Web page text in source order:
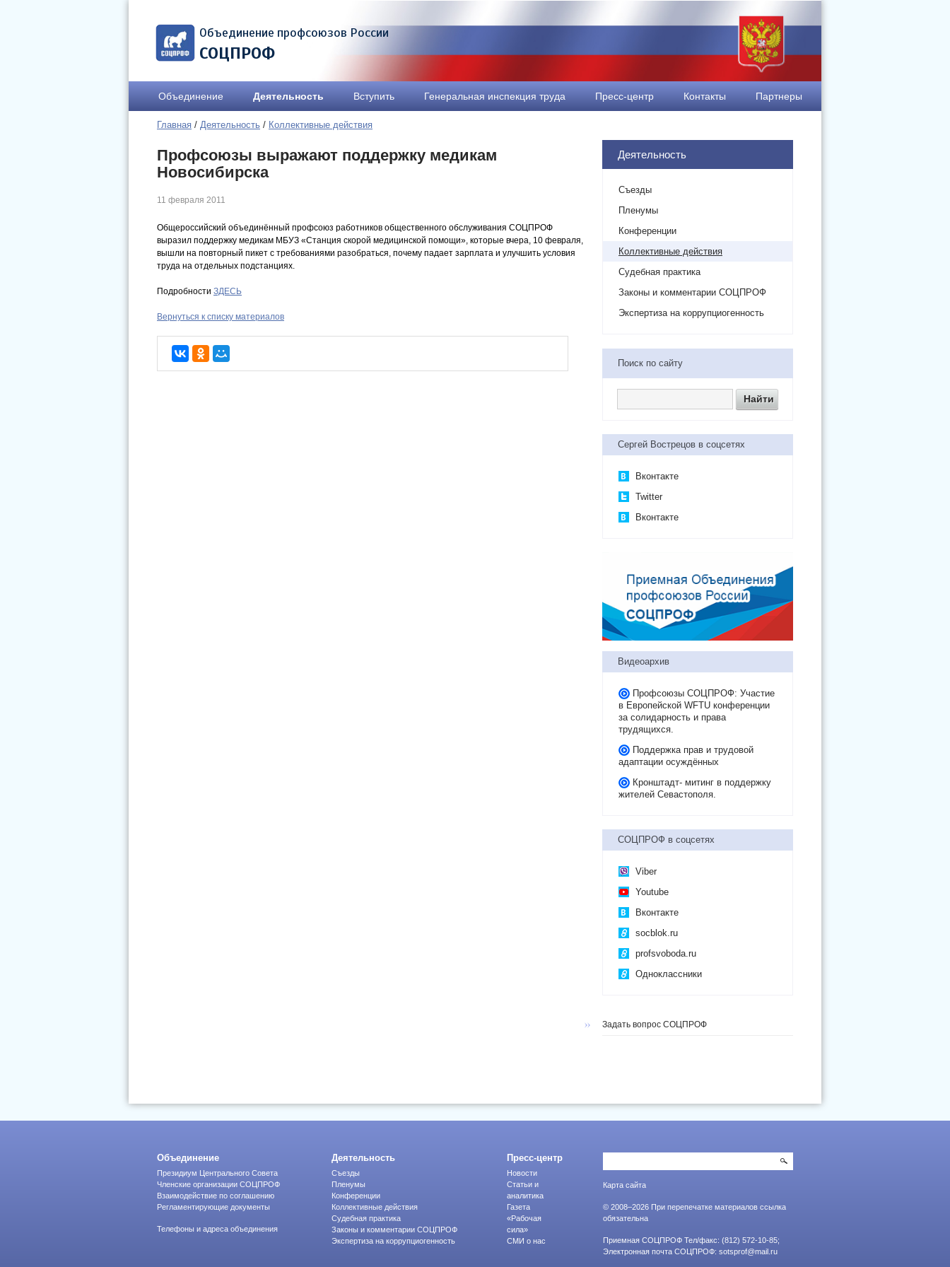
Объединение профсоюзов России
СОЦПРОФ
Объединение Деятельность Вступить Генеральная инспекция труда Пресс-центр Контакты Партнеры
Главная / Деятельность / Коллективные действия
Профсоюзы выражают поддержку медикам
Новосибирска
11 февраля 2011
Общероссийский объединённый профсоюз работников общественного обслуживания СОЦПРОФ
выразил поддержку медикам МБУЗ «Станция скорой медицинской помощи», которые вчера, 10 февраля,
вышли на повторный пикет с требованиями разобраться, почему падает зарплата и улучшить условия
труда на отдельных подстанциях.
Подробности ЗДЕСЬ
Вернуться к списку материалов
Деятельность
Съезды
Пленумы
Конференции
Коллективные действия
Судебная практика
Законы и комментарии СОЦПРОФ
Экспертиза на коррупциогенность
Поиск по сайту
Сергей Вострецов в соцсетях
Вконтакте
Twitter
Вконтакте
Видеоархив
Профсоюзы СОЦПРОФ: Участие
в Европейской WFTU конференции
за солидарность и права
трудящихся.
Поддержка прав и трудовой
адаптации осуждённых
Кронштадт- митинг в поддержку
жителей Севастополя.
СОЦПРОФ в соцсетях
Viber
Youtube
Вконтакте
socblok.ru
profsvoboda.ru
Одноклассники
Задать вопрос СОЦПРОФ
Объединение
Президиум Центрального Совета
Членские организации СОЦПРОФ
Взаимодействие по соглашению
Регламентирующие документы
Телефоны и адреса объединения
Деятельность
Съезды
Пленумы
Конференции
Коллективные действия
Судебная практика
Законы и комментарии СОЦПРОФ
Экспертиза на коррупциогенность
Пресс-центр
Новости
Статьи и
аналитика
Газета
«Рабочая
сила»
СМИ о нас
Карта сайта
© 2008–2026 При перепечатке материалов ссылка
обязательна
Приемная СОЦПРОФ Тел/факс: (812) 572-10-85;
Электронная почта СОЦПРОФ: sotsprof@mail.ru